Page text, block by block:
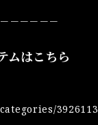
－－－－－
ムはこちら
3926113